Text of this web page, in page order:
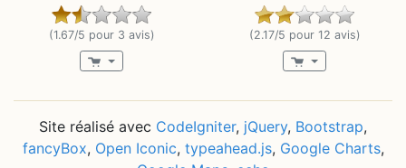
(1.67/5 pour 3 avis) (2.17/5 pour 12 avis)
Site réalisé avec CodeIgniter, jQuery, Bootstrap,
fancyBox, Open Iconic, typeahead.js, Google Charts,